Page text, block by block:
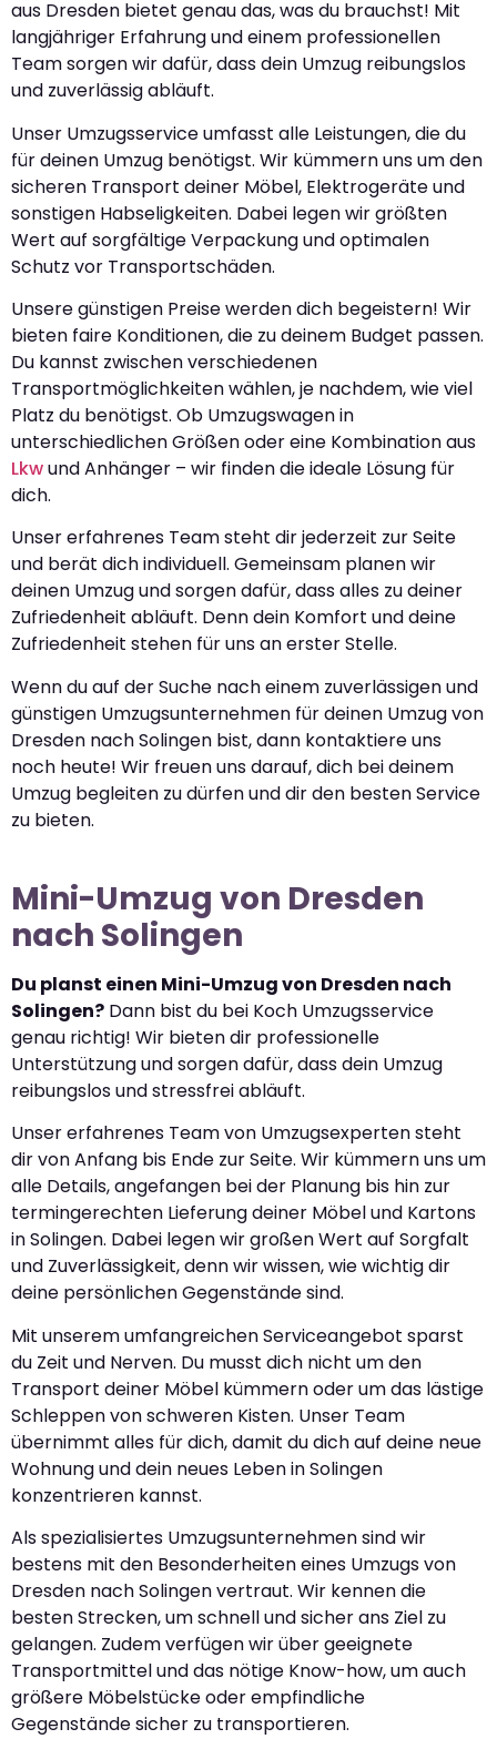
aus Dresden bietet genau das, was du brauchst! Mit
langjähriger Erfahrung und einem professionellen
Team sorgen wir dafür, dass dein Umzug reibungslos
und zuverlässig abläuft.
Unser Umzugsservice umfasst alle Leistungen, die du
für deinen Umzug benötigst. Wir kümmern uns um den
sicheren Transport deiner Möbel, Elektrogeräte und
sonstigen Habseligkeiten. Dabei legen wir größten
Wert auf sorgfältige Verpackung und optimalen
Schutz vor Transportschäden.
Unsere günstigen Preise werden dich begeistern! Wir
bieten faire Konditionen, die zu deinem Budget passen.
Du kannst zwischen verschiedenen
Transportmöglichkeiten wählen, je nachdem, wie viel
Platz du benötigst. Ob Umzugswagen in
unterschiedlichen Größen oder eine Kombination aus
Lkwund Anhänger – wir finden die ideale Lösung für
dich.
Unser erfahrenes Team steht dir jederzeit zur Seite
und berät dich individuell. Gemeinsam planen wir
deinen Umzug und sorgen dafür, dass alles zu deiner
Zufriedenheit abläuft. Denn dein Komfort und deine
Zufriedenheit stehen für uns an erster Stelle.
Wenn du auf der Suche nach einem zuverlässigen und
günstigen Umzugsunternehmen für deinen Umzug von
Dresden nach Solingen bist, dann kontaktiere uns
noch heute! Wir freuen uns darauf, dich bei deinem
Umzug begleiten zu dürfen und dir den besten Service
zu bieten.
Mini-Umzug von Dresden
nach Solingen
Du planst einen Mini-Umzug von Dresden nach
Solingen? Dann bist du bei Koch Umzugsservice
genau richtig! Wir bieten dir professionelle
Unterstützung und sorgen dafür, dass dein Umzug
reibungslos und stressfrei abläuft.
Unser erfahrenes Team von Umzugsexperten steht
dir von Anfang bis Ende zur Seite. Wir kümmern uns um
alle Details, angefangen bei der Planung bis hin zur
termingerechten Lieferung deiner Möbel und Kartons
in Solingen. Dabei legen wir großen Wert auf Sorgfalt
und Zuverlässigkeit, denn wir wissen, wie wichtig dir
deine persönlichen Gegenstände sind.
Mit unserem umfangreichen Serviceangebot sparst
du Zeit und Nerven. Du musst dich nicht um den
Transport deiner Möbel kümmern oder um das lästige
Schleppen von schweren Kisten. Unser Team
übernimmt alles für dich, damit du dich auf deine neue
Wohnung und dein neues Leben in Solingen
konzentrieren kannst.
Als spezialisiertes Umzugsunternehmen sind wir
bestens mit den Besonderheiten eines Umzugs von
Dresden nach Solingen vertraut. Wir kennen die
besten Strecken, um schnell und sicher ans Ziel zu
gelangen. Zudem verfügen wir über geeignete
Transportmittel und das nötige Know-how, um auch
größere Möbelstücke oder empfindliche
Gegenstände sicher zu transportieren.